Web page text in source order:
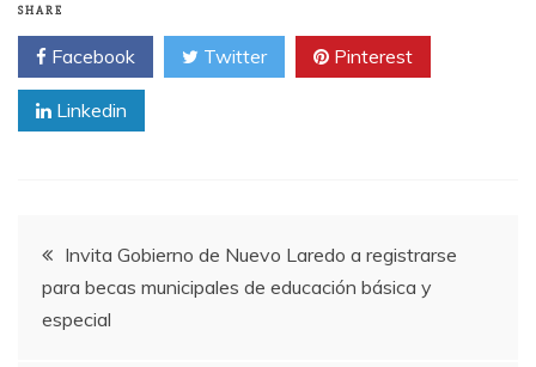
SHARE
Facebook Twitter Pinterest
Linkedin
Post
navigation
Invita Gobierno de Nuevo Laredo a registrarse
para becas municipales de educación básica y
especial